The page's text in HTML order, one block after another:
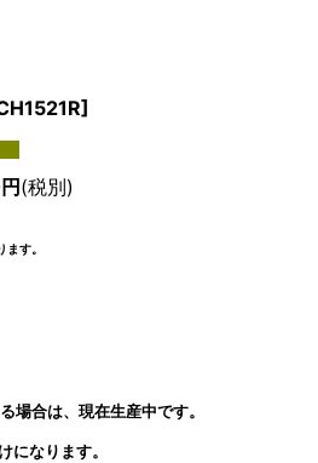
]
円 (税別)
す。
場合は、現在生産中です。
になります。